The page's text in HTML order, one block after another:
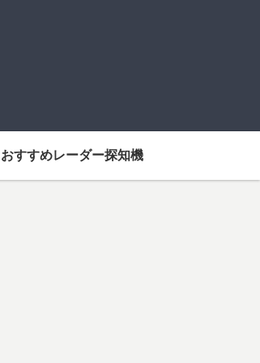
おすすめレーダー探知機